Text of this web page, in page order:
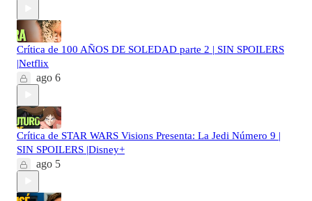
Crítica de 100 AÑOS DE SOLEDAD parte 2 | SIN SPOILERS
|Netflix
ago 6
Crítica de STAR WARS Visions Presenta: La Jedi Número 9 |
SIN SPOILERS |Disney+
ago 5